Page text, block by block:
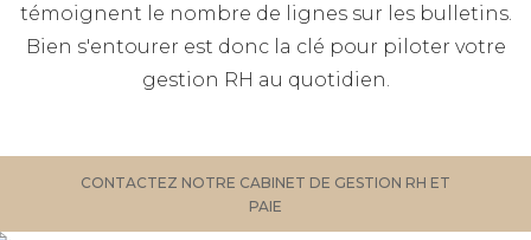
témoignent le nombre de lignes sur les bulletins.
Bien s'entourer est donc la clé pour piloter votre
gestion RH au quotidien.
CONTACTEZ NOTRE CABINET DE GESTION RH ET
PAIE